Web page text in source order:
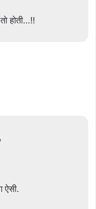
होती…!!
ऐसी.